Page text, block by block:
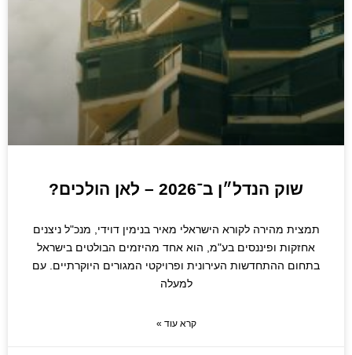
שוק הנדל״ן ב־2026 – לאן הולכים?
תמצית מהירה לקורא הישראלי מאיר בנימין דוידי, מנכ"ל ניצנים
אחזקות ופיננסים בע"מ, הוא אחד מהיזמים הבולטים בישראל
בתחום ההתחדשות העירונית ופרויקטי המגורים היוקרתיים. עם
למעלה
קרא עוד »